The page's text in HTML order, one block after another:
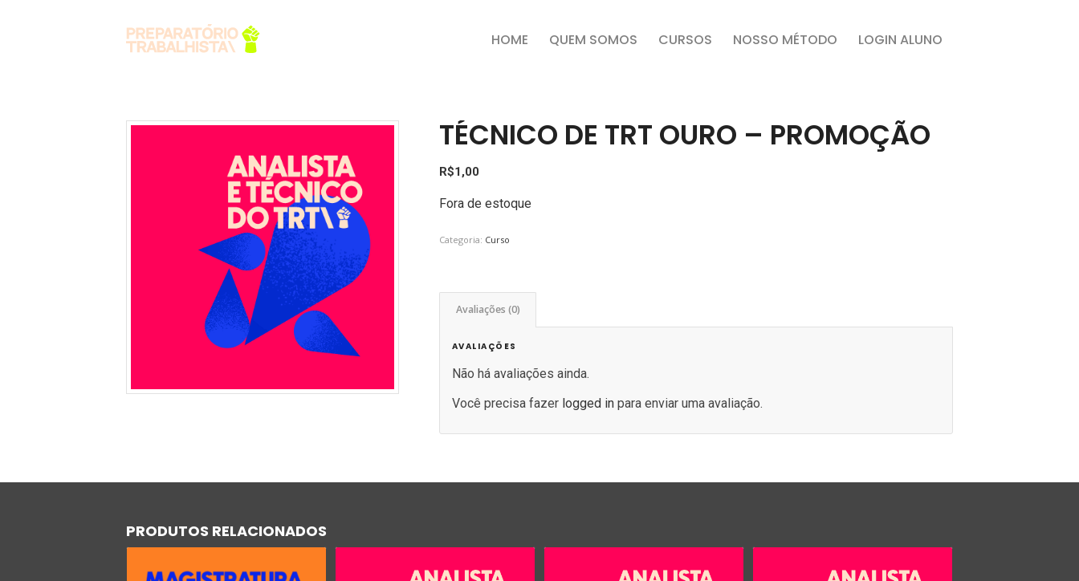
HOME QUEM SOMOS CURSOS NOSSO MÉTODO LOGIN ALUNO
TÉCNICO DE TRT OURO – PROMOÇÃO
R$1,00
Fora de estoque
Categoria: Curso
Avaliações (0)
AVALIAÇÕES
Não há avaliações ainda.
Você precisa fazer logged inpara enviar uma avaliação.
PRODUTOS RELACIONADOS